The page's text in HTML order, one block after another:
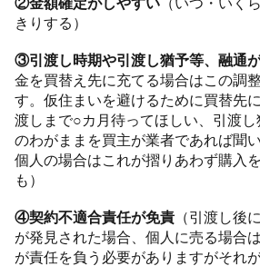
きりする）
③引渡し時期や引渡し猶予等、融通
金を買替え先に充てる場合はこの調
す。仮住まいを避けるために買替先
渡しまで○カ月待ってほしい、引渡
のわがままを買主が業者であれば聞
個人の場合はこれが摺りあわず購入
も）
④契約不適合責任が免責 （引渡し後
が発見された場合、個人に売る場合
が責任を負う必要がありますがそれ